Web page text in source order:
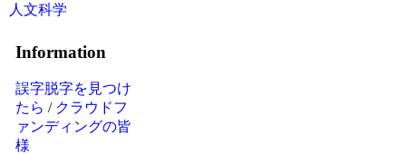
人文科学
Information
誤字脱字を見つけ
たら / クラウドフ
ァンディングの皆
様